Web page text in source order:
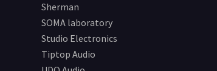
Sherman
SOMA laboratory
Studio Electronics
Tiptop Audio